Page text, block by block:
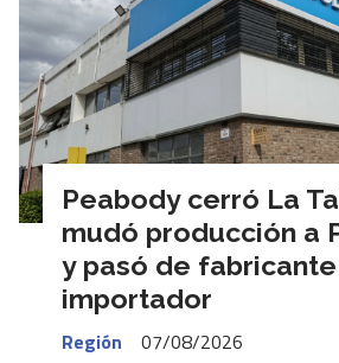
Peabody cerró La
mudó producción a
y pasó de
importador
Región
07/08/2026